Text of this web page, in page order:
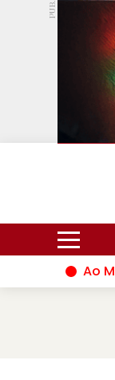
PUB.
Hoje
Ao
Santiago de